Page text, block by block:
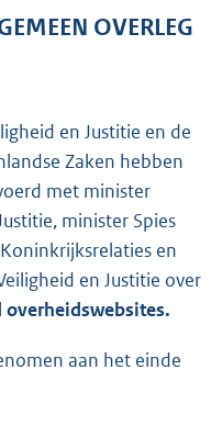
:
b
OVERLEG
en Justitie en de
Zaken hebben
met minister
minister Spies
en
en Justitie over
overheidswebsites.
aan het einde